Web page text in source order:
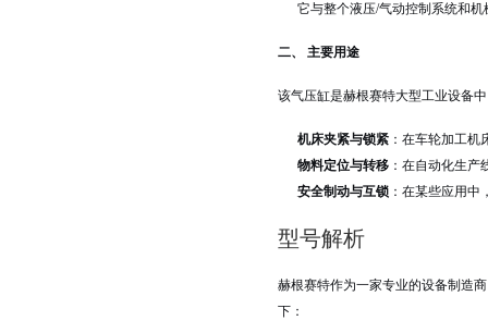
它与整个液压/气动控制系统和
二、 主要用途
该气压缸是赫根赛特大型工业设备中
机床夹紧与锁紧 ：在车轮加工
物料定位与转移 ：在自动化生
安全制动与互锁 ：在某些应用
型号解析
赫根赛特作为一家专业的设备制造
下：